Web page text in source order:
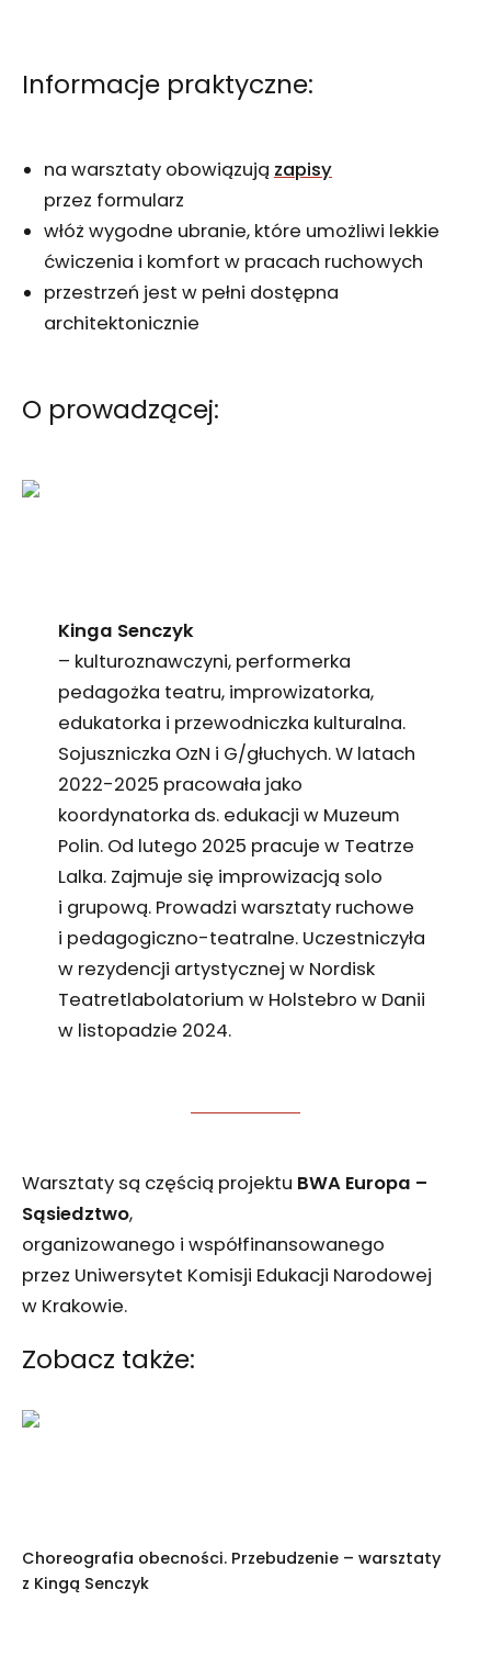
Informacje praktyczne:
na warsztaty obowiązują zapisy
przez formularz
włóż wygodne ubranie, które umożliwi lekkie
ćwiczenia i komfort w pracach ruchowych
przestrzeń jest w pełni dostępna
architektonicznie
O prowadzącej:
Kinga Senczyk
– kulturoznawczyni, performerka
pedagożka teatru, improwizatorka,
edukatorka i przewodniczka kulturalna.
Sojuszniczka OzN i G/głuchych. W latach
2022-2025 pracowała jako
koordynatorka ds. edukacji w Muzeum
Polin. Od lutego 2025 pracuje w Teatrze
Lalka. Zajmuje się improwizacją solo
i grupową. Prowadzi warsztaty ruchowe
i pedagogiczno-teatralne. Uczestniczyła
w rezydencji artystycznej w Nordisk
Teatretlabolatorium w Holstebro w Danii
w listopadzie 2024.
Warsztaty są częścią projektu BWA Europa –
Sąsiedztwo,
organizowanego i współfinansowanego
przez Uniwersytet Komisji Edukacji Narodowej
w Krakowie.
Zobacz także:
Choreografia obecności. Przebudzenie – warsztaty
z Kingą Senczyk